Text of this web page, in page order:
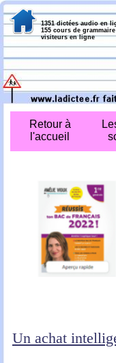
Un achat